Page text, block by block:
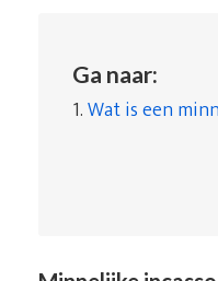
Ga naar:
1.Wat is een